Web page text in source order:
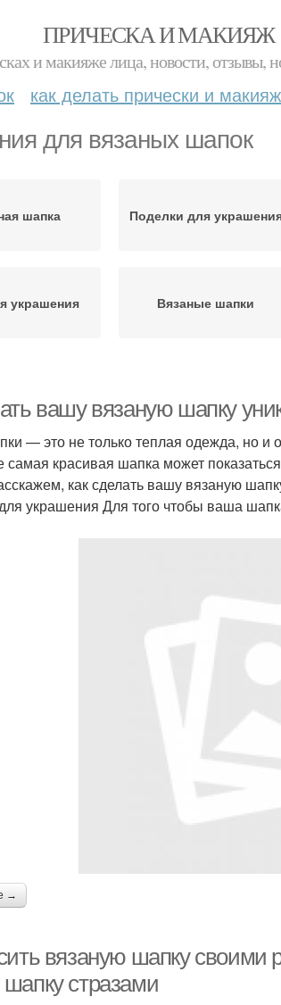
ПРИЧЕСКА И МАКИЯЖ
и макияже лица, новости, отзывы,
как делать прически и макияж
для вязаных шапок
шапка Поделки для
украшения Вязаные шапки
женщины Детская шапка
вашу вязаную шапку
— это не только теплая одежда, но и
красивая шапка может
как сделать вашу вязаную
украшения Для того чтобы ваша
→
вязаную шапку своими
стразами